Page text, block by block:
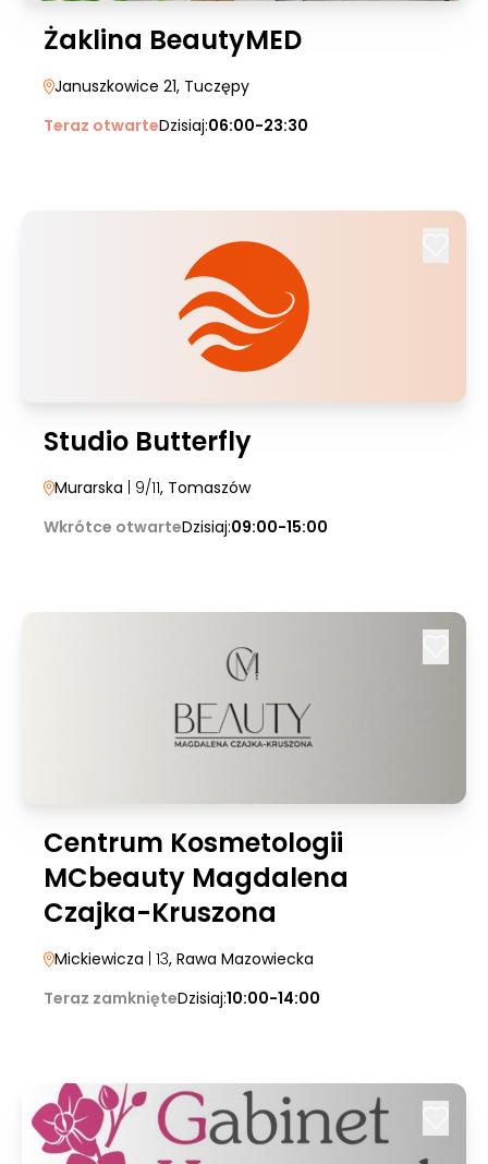
Żaklina BeautyMED
Januszkowice 21, Tuczępy
Teraz otwarteDzisiaj:06:00-23:30
Studio Butterfly
Murarska | 9/11, Tomaszów
Wkrótce otwarteDzisiaj:09:00-15:00
Centrum Kosmetologii
MCbeauty Magdalena
Czajka-Kruszona
Mickiewicza | 13, Rawa Mazowiecka
Teraz zamknięteDzisiaj:10:00-14:00